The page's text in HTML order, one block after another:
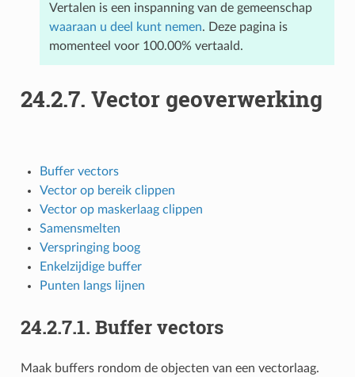
Vertalen is een inspanning van de gemeenschap
waaraan u deel kunt nemen. Deze pagina is
momenteel voor 100.00% vertaald.
24.2.7. Vector geoverwerking
Buffer vectors
Vector op bereik clippen
Vector op maskerlaag clippen
Samensmelten
Verspringing boog
Enkelzijdige buffer
Punten langs lijnen
24.2.7.1. Buffer vectors
Maak buffers rondom de objecten van een vectorlaag.